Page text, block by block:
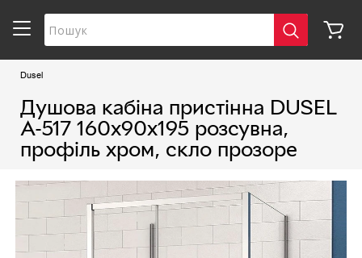
Dusel
Душова кабіна пристінна DUSEL
A-517 160х90х195 розсувна,
профіль хром, скло прозоре